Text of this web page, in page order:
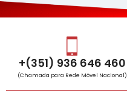
+(351) 936 646 460
(Chamada para Rede Móvel Nacional)